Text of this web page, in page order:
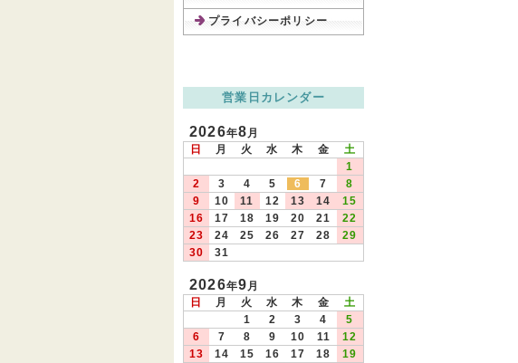
プライバシーポリシー
営業日カレンダー
2026年8月
日
月 火 水 木 金
土
1
2
3 4 5 6 7
8
9
10 11 12 13 14
15
16
17 18 19 20 21
22
23
24 25 26 27 28
29
30
31
2026年9月
日
月 火 水 木 金
土
1
2 3 4
5
6
7 8 9 10 11
12
13
14 15 16 17 18
19